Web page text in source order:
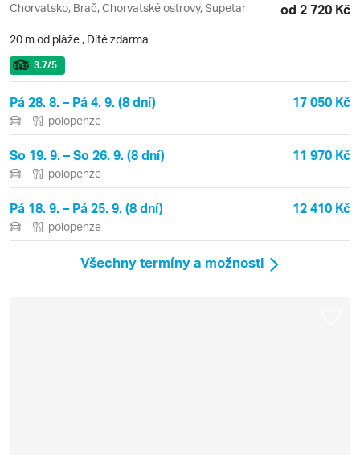
Chorvatsko, Brač, Chorvatské ostrovy, Supetar od 2 720 Kč
20 m od pláže , Dítě zdarma
3.7/5
Pá 28. 8. – Pá 4. 9. (8 dní) 17 050 Kč
polopenze
So 19. 9. – So 26. 9. (8 dní) 11 970 Kč
polopenze
Pá 18. 9. – Pá 25. 9. (8 dní) 12 410 Kč
polopenze
Všechny termíny a možnosti